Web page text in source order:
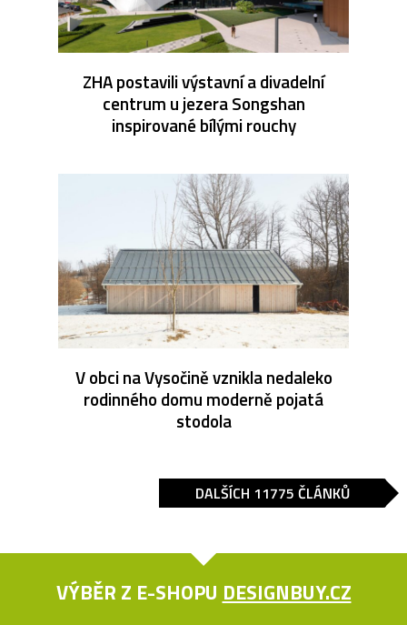
ZHA postavili výstavní a divadelní
centrum u jezera Songshan
inspirované bílými rouchy
V obci na Vysočině vznikla nedaleko
rodinného domu moderně pojatá
stodola
DALŠÍCH 11775 ČLÁNKŮ
VÝBĚR Z E-SHOPU DESIGNBUY.CZ